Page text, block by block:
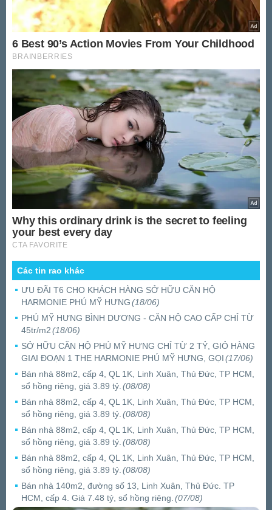
Các tin rao khác
ƯU ĐÃI T6 CHO KHÁCH HÀNG SỞ HỮU CĂN HỘ
HARMONIE PHÚ MỸ HƯNG(18/06)
PHÚ MỸ HƯNG BÌNH DƯƠNG - CĂN HỘ CAO CẤP CHỈ TỪ
45tr/m2(18/06)
SỞ HỮU CĂN HỘ PHÚ MỸ HƯNG CHỈ TỪ 2 TỶ, GIỎ HÀNG
GIAI ĐOẠN 1 THE HARMONIE PHÚ MỸ HƯNG, GỌI(17/06)
Bán nhà 88m2, cấp 4, QL 1K, Linh Xuân, Thủ Đức, TP HCM,
sổ hồng riêng, giá 3.89 tỷ. (08/08)
Bán nhà 88m2, cấp 4, QL 1K, Linh Xuân, Thủ Đức, TP HCM,
sổ hồng riêng, giá 3.89 tỷ. (08/08)
Bán nhà 88m2, cấp 4, QL 1K, Linh Xuân, Thủ Đức, TP HCM,
sổ hồng riêng, giá 3.89 tỷ. (08/08)
Bán nhà 88m2, cấp 4, QL 1K, Linh Xuân, Thủ Đức, TP HCM,
sổ hồng riêng, giá 3.89 tỷ. (08/08)
Bán nhà 140m2, đường số 13, Linh Xuân, Thủ Đức. TP
HCM, cấp 4. Giá 7.48 tỷ, sổ hồng riêng. (07/08)